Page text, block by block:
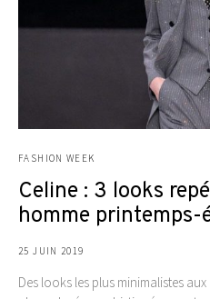
FASHION WEEK
Celine : 3 looks
homme
25 JUIN 2019
Des looks les plus minimalistes